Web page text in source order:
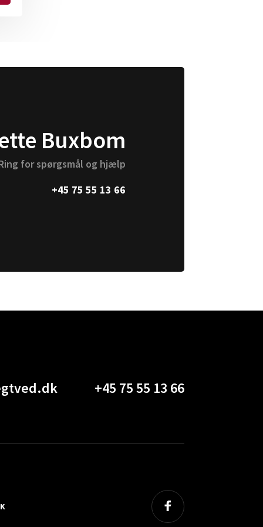
Buxbom
for spørgsmål og hjælp
+45 75 55 13 66
+45 75 55 13 66